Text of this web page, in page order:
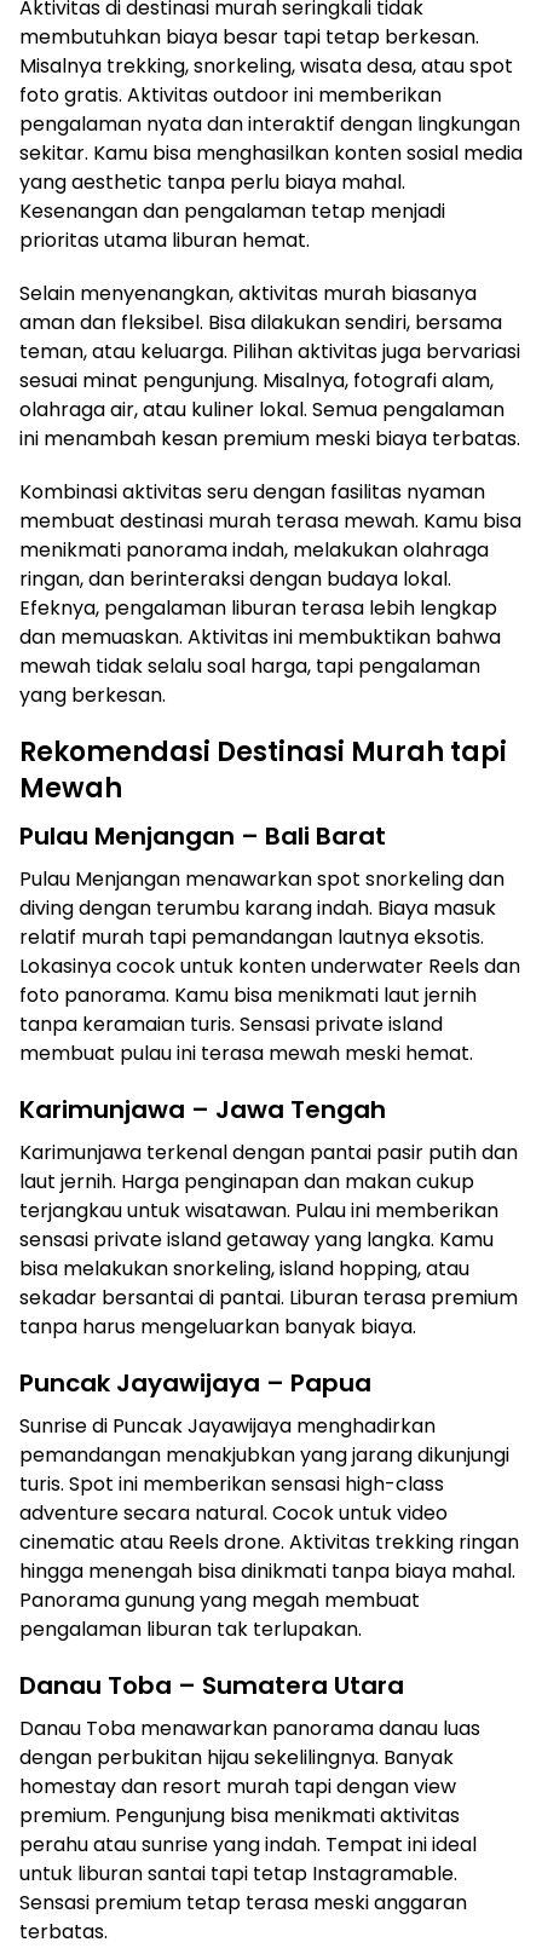
Aktivitas di destinasi murah seringkali tidak
membutuhkan biaya besar tapi tetap berkesan.
Misalnya trekking, snorkeling, wisata desa, atau spot
foto gratis. Aktivitas outdoor ini memberikan
pengalaman nyata dan interaktif dengan lingkungan
sekitar. Kamu bisa menghasilkan konten sosial media
yang aesthetic tanpa perlu biaya mahal.
Kesenangan dan pengalaman tetap menjadi
prioritas utama liburan hemat.
Selain menyenangkan, aktivitas murah biasanya
aman dan fleksibel. Bisa dilakukan sendiri, bersama
teman, atau keluarga. Pilihan aktivitas juga bervariasi
sesuai minat pengunjung. Misalnya, fotografi alam,
olahraga air, atau kuliner lokal. Semua pengalaman
ini menambah kesan premium meski biaya terbatas.
Kombinasi aktivitas seru dengan fasilitas nyaman
membuat destinasi murah terasa mewah. Kamu bisa
menikmati panorama indah, melakukan olahraga
ringan, dan berinteraksi dengan budaya lokal.
Efeknya, pengalaman liburan terasa lebih lengkap
dan memuaskan. Aktivitas ini membuktikan bahwa
mewah tidak selalu soal harga, tapi pengalaman
yang berkesan.
Rekomendasi Destinasi Murah tapi
Mewah
Pulau Menjangan – Bali Barat
Pulau Menjangan menawarkan spot snorkeling dan
diving dengan terumbu karang indah. Biaya masuk
relatif murah tapi pemandangan lautnya eksotis.
Lokasinya cocok untuk konten underwater Reels dan
foto panorama. Kamu bisa menikmati laut jernih
tanpa keramaian turis. Sensasi private island
membuat pulau ini terasa mewah meski hemat.
Karimunjawa – Jawa Tengah
Karimunjawa terkenal dengan pantai pasir putih dan
laut jernih. Harga penginapan dan makan cukup
terjangkau untuk wisatawan. Pulau ini memberikan
sensasi private island getaway yang langka. Kamu
bisa melakukan snorkeling, island hopping, atau
sekadar bersantai di pantai. Liburan terasa premium
tanpa harus mengeluarkan banyak biaya.
Puncak Jayawijaya – Papua
Sunrise di Puncak Jayawijaya menghadirkan
pemandangan menakjubkan yang jarang dikunjungi
turis. Spot ini memberikan sensasi high-class
adventure secara natural. Cocok untuk video
cinematic atau Reels drone. Aktivitas trekking ringan
hingga menengah bisa dinikmati tanpa biaya mahal.
Panorama gunung yang megah membuat
pengalaman liburan tak terlupakan.
Danau Toba – Sumatera Utara
Danau Toba menawarkan panorama danau luas
dengan perbukitan hijau sekelilingnya. Banyak
homestay dan resort murah tapi dengan view
premium. Pengunjung bisa menikmati aktivitas
perahu atau sunrise yang indah. Tempat ini ideal
untuk liburan santai tapi tetap Instagramable.
Sensasi premium tetap terasa meski anggaran
terbatas.